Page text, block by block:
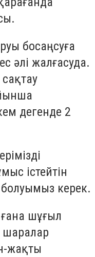
босаңсуға
әлі жалғасуда.
дегенде 2
істейтін
керек.
шұғыл
жақты